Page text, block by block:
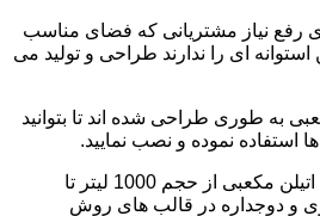
رفع نیاز مشتریانی که فضای مناسب
ای را ندارند طراحی و تولید می
به طوری طراحی شده اند تا بتوانید
استفاده نموده و نصب نمایید.
ما توانایی داریم مخازن پلی اتیلن مکعبی از حجم 1000 لیتر تا